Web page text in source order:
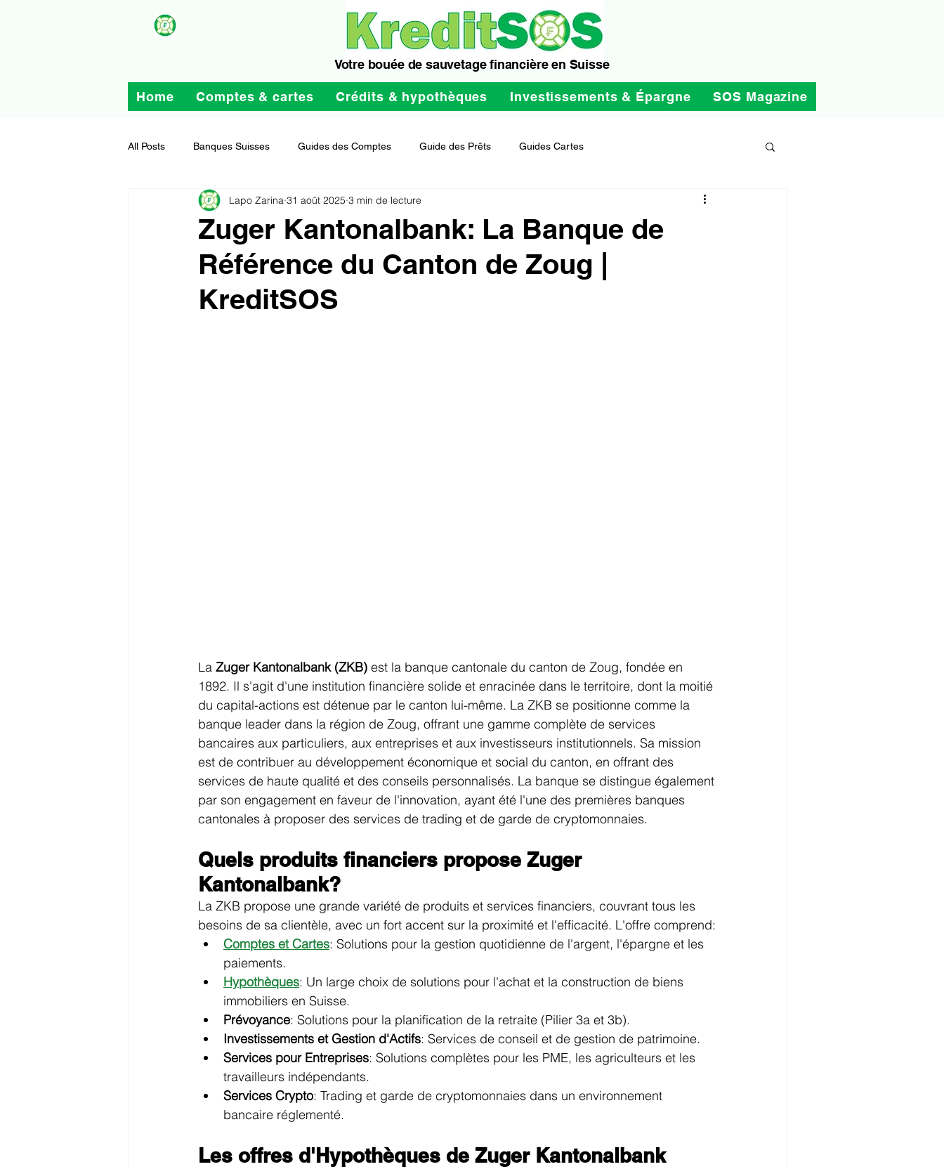
Votre bouée de sauvetage financière en Suisse
Home Comptes & cartes Crédits & hypothèques Investissements & Épargne SOS Magazine
All Posts Banques Suisses Guides des Comptes Guide des Prêts Guides Cartes
Zuger Kantonalbank: La Banque de
Référence du Canton de Zoug |
KreditSOS
Lapo Zarina 31 août 2025 3 min de lecture
La Zuger Kantonalbank (ZKB) est la banque cantonale du canton de Zoug, fondée en
1892. Il s'agit d'une institution financière solide et enracinée dans le territoire, dont la moitié
du capital-actions est détenue par le canton lui-même. La ZKB se positionne comme la
banque leader dans la région de Zoug, offrant une gamme complète de services
bancaires aux particuliers, aux entreprises et aux investisseurs institutionnels. Sa mission
est de contribuer au développement économique et social du canton, en offrant des
services de haute qualité et des conseils personnalisés. La banque se distingue également
par son engagement en faveur de l'innovation, ayant été l'une des premières banques
cantonales à proposer des services de trading et de garde de cryptomonnaies.
Quels produits financiers propose Zuger
Kantonalbank?
La ZKB propose une grande variété de produits et services financiers, couvrant tous les
besoins de sa clientèle, avec un fort accent sur la proximité et l'efficacité. L'offre comprend:
Comptes et Cartes: Solutions pour la gestion quotidienne de l'argent, l'épargne et les
paiements.
Hypothèques: Un large choix de solutions pour l'achat et la construction de biens
immobiliers en Suisse.
Prévoyance: Solutions pour la planification de la retraite (Pilier 3a et 3b).
Investissements et Gestion d'Actifs: Services de conseil et de gestion de patrimoine.
Services pour Entreprises: Solutions complètes pour les PME, les agriculteurs et les
travailleurs indépendants.
Services Crypto: Trading et garde de cryptomonnaies dans un environnement
bancaire réglementé.
Les offres d'Hypothèques de Zuger Kantonalbank